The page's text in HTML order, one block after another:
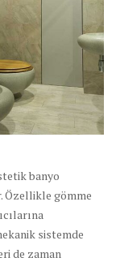
banyo
Özellikle gömme
sistemde
de zaman